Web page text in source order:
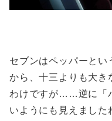
セブンはペッパーとい
から、十三よりも大き
わけですが……逆に「
いようにも見えました